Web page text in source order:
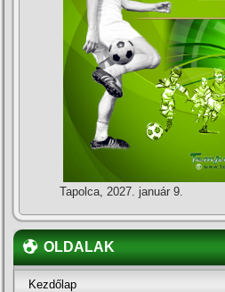
Tapolca, 2027. január 9.
OLDALAK
Kezdőlap